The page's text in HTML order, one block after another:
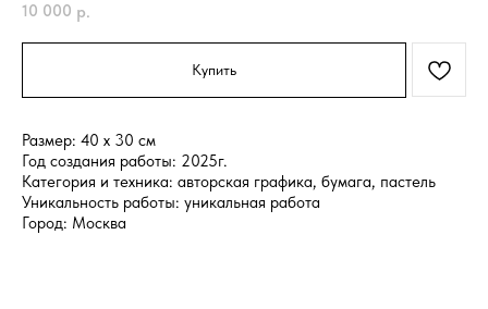
10 000 р.
Купить
Размер: 40 x 30 см
Год создания работы: 2025г.
Категория и техника: авторская графика, бумага, пастель
Уникальность работы: уникальная работа
Город: Москва